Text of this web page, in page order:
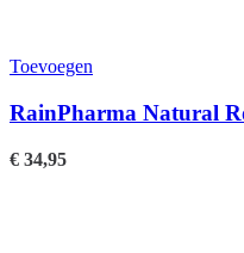
Toevoegen
RainPharma Natural
€ 34,95